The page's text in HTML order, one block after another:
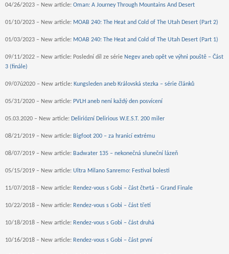
04/26/2023 – New article: Oman: A Journey Through Mountains And Desert
01/10/2023 – New article: MOAB 240: The Heat and Cold of The Utah Desert (Part 2)
01/03/2023 – New article: MOAB 240: The Heat and Cold of The Utah Desert (Part 1)
09/11/2022 – New article: Poslední díl ze série Negev aneb opět ve výhni pouště – Část
3 (finále)
09/07ú2020 – New article: Kungsleden aneb Královská stezka – série článků
05/31/2020 – New article: PVLH aneb není každý den posvícení
05.03.2020 – New article: Deliriózní Delirious W.E.S.T. 200 miler
08/21/2019 – New article: Bigfoot 200 – za hranicí extrému
08/07/2019 – New article: Badwater 135 – nekonečná sluneční lázeň
05/15/2019 – New article: Ultra Milano Sanremo: Festival bolesti
11/07/2018 – New article: Rendez-vous s Gobi – část čtvrtá – Grand Finale
10/22/2018 – New article: Rendez-vous s Gobi – část třetí
10/18/2018 – New article: Rendez-vous s Gobi – část druhá
10/16/2018 – New article: Rendez-vous s Gobi – část první